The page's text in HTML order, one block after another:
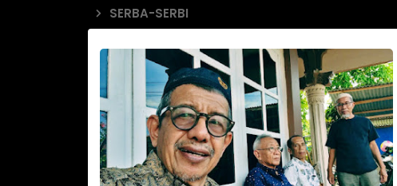
SERBA-SERBI